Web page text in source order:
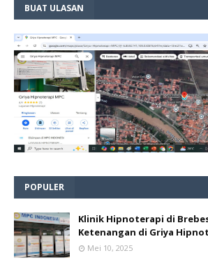
BUAT ULASAN
POPULER
Klinik Hipnoterapi di
Ketenangan di Griya
Mei 10, 2025